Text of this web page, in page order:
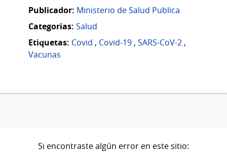
Publicador: Ministerio de Salud Publica
Categorias: Salud
Etiquetas: Covid , Covid-19 , SARS-CoV-2 ,
Vacunas
Si encontraste algún error en este sitio: